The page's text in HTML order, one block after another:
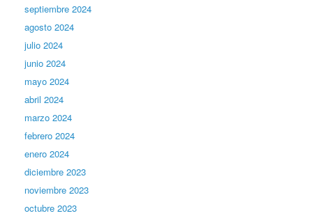
septiembre 2024
agosto 2024
julio 2024
junio 2024
mayo 2024
abril 2024
marzo 2024
febrero 2024
enero 2024
diciembre 2023
noviembre 2023
octubre 2023